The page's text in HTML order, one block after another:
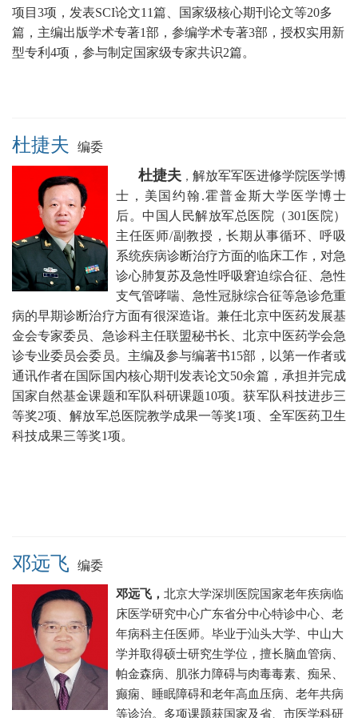
项目3项，发表SCI论文11篇、国家级核心期刊论文等20多
篇，主编出版学术专著1部，参编学术专著3部，授权实用新
型专利4项，参与制定国家级专家共识2篇。
杜捷夫 编委
杜捷夫 ， 解放军军医进修学院医学博
士，美国约翰.霍普金斯大学医学博士
后。中国人民解放军总医院（301医院）
主任医师/副教授，长期从事循环、呼吸
系统疾病诊断治疗方面的临床工作，对急
诊心肺复苏及急性呼吸窘迫综合征、急性
支气管哮喘、急性冠脉综合征等急诊危重
病的早期诊断治疗方面有很深造诣。兼任北京中医药发展基
金会专家委员、急诊科主任联盟秘书长 、北京中医药学会急
诊专业委员会委员。 主编及参与编著书15部，以第一作者或
通讯作者在国际国内核心期刊发表论文50余篇 ，承担并完成
国家自然基金课题和军队科研课题10项。获军队科技进步三
等奖2项、解放军总医院教学成果一等奖1项、 全军医药卫生
科技成果三等奖1项。
邓远飞 编委
邓远飞， 北京大学深圳医院 国家老年疾病临
床医学研究中心广东省分中心特诊中心、老
年病科主任医师。毕业于汕头大学、中山大
学并取得硕士研究生学位， 擅长脑血管病、
帕金森病、肌张力障碍与肉毒毒素、痴呆、
癫痫、睡眠障碍和老年高血压病、老年共病
等诊治。 多项课题获国家及省、市医学科研